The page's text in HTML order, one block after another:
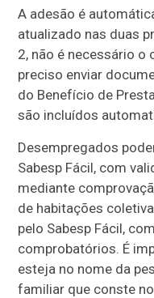
A adesão é
atualizado nas duas
2, não é necessário o
preciso enviar
do Benefício de
são incluídos
Desempregados
Sabesp Fácil, com
mediante
de habitações
pelo Sabesp Fácil,
comprobatórios. É
esteja no nome da
familiar que conste